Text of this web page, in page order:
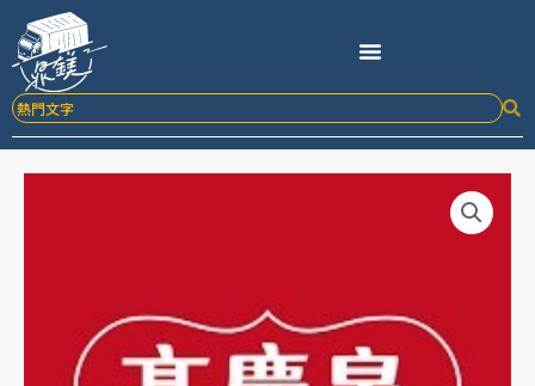
要
內